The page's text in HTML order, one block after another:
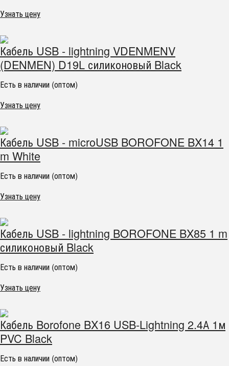
Узнать цену
Кабель USB - lightning VDENMENV
(DENMEN) D19L силиконовый Black
Есть в наличии (оптом)
Узнать цену
Кабель USB - microUSB BOROFONE BX14 1
m White
Есть в наличии (оптом)
Узнать цену
Кабель USB - lightning BOROFONE BX85 1 m
силиконовый Black
Есть в наличии (оптом)
Узнать цену
Кабель Borofone BX16 USB-Lightning 2.4А 1м
PVC Black
Есть в наличии (оптом)